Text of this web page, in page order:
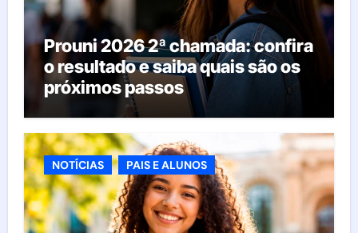
Prouni 2026 2ª chamada: confira
o resultado e saiba quais são os
próximos passos
NOTÍCIAS PAIS E ALUNOS